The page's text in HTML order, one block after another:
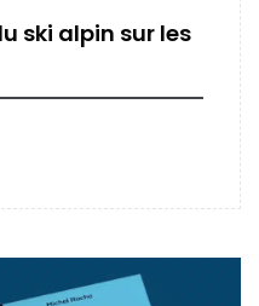
ski alpin sur les